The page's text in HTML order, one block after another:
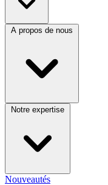
A propos de nous
Notre expertise
Nouveautés